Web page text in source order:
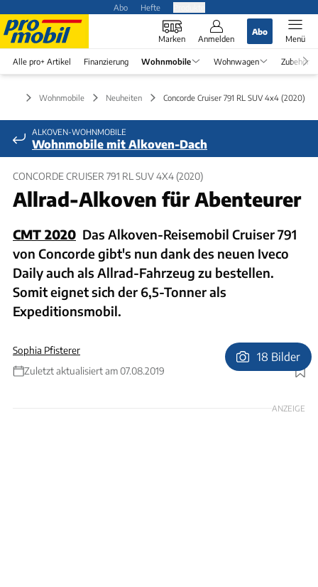
Abo Hefte
Marken Anmelden
Abo
Menü
Alle pro+ Artikel Finanzierung Wohnmobile Wohnwagen Zubehör
Wohnmobile Neuheiten Concorde Cruiser 791 RL SUV 4x4 (2020)
ALKOVEN-WOHNMOBILE
Wohnmobile mit Alkoven-Dach
CONCORDE CRUISER 791 RL SUV 4X4 (2020)
Allrad-Alkoven für Abenteurer
CMT 2020 Das Alkoven-Reisemobil Cruiser 791
von Concorde gibt's nun dank des neuen Iveco
Daily auch als Allrad-Fahrzeug zu bestellen.
Somit eignet sich der 6,5-Tonner als
Expeditionsmobil.
Sophia Pfisterer
Zuletzt aktualisiert am 07.08.2019
Foto: T. Großhans
18 Bilder
ANZEIGE